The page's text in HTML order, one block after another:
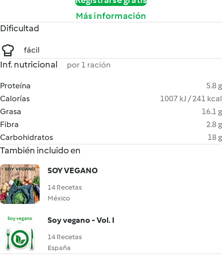
Más información
Dificultad
fácil
Inf. nutricional por 1 ración
Proteína
5.8 g
Calorías
1007 kJ / 241 kcal
Grasa
16.1 g
Fibra
2.8 g
Carbohidratos
18 g
También incluido en
SOY VEGANO
14 Recetas
México
Soy vegano - Vol. I
14 Recetas
España